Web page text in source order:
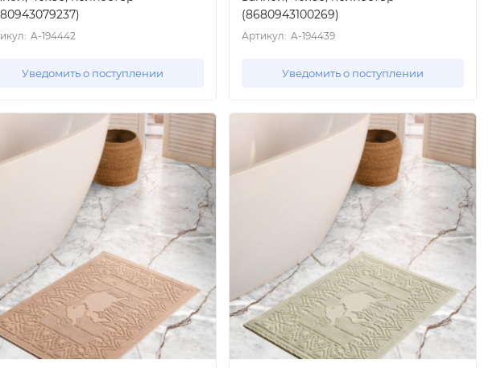
A-194442
Уведомить о поступлении
(8680943100269)
Артикул: A-194439
Уведомить о поступлении